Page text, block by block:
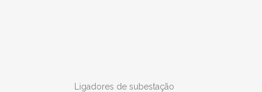
Ligadores de subestação